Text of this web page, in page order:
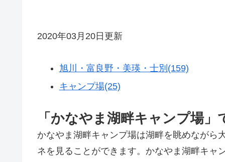
2020年03月20日更新
旭川・富良野・美瑛・士別(159)
キャンプ場(25)
「かなやま湖畔キャンプ場
かなやま湖畔キャンプ場は湖畔を眺めながら
ネを見ることができます。かなやま湖畔キャ